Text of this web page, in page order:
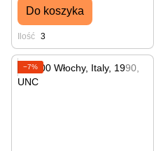
Do koszyka
Ilość 3
−7%